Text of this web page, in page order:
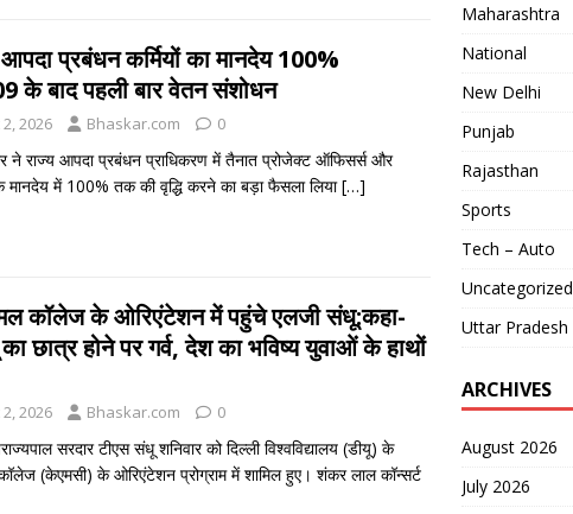
आपदा प्रबंधन कर्मियों का मानदेय 100%
के बाद पहली बार वेतन संशोधन
2026 Bhaskar.com 0
ने राज्य आपदा प्रबंधन प्राधिकरण में तैनात प्रोजेक्ट ऑफिसर्स और
के मानदेय में 100% तक की वृद्धि करने का बड़ा फैसला लिया[…]
मल कॉलेज के ओरिएंटेशन में पहुंचे एलजी संधू:कहा-
छात्र होने पर गर्व, देश का भविष्य युवाओं के हाथों
2026 Bhaskar.com 0
सरदार टीएस संधू शनिवार को दिल्ली विश्वविद्यालय (डीयू) के
(केएमसी) के ओरिएंटेशन प्रोग्राम में शामिल हुए। शंकर लाल कॉन्सर्ट
Maharashtra
National
New Delhi
Punjab
Rajasthan
Sports
Tech – Auto
Uncategorized
Uttar Pradesh
ARCHIVES
August 2026
July 2026